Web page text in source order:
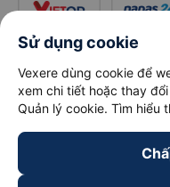
Sử dụng cookie
Vexere dùng cookie để
xem chi tiết hoặc thay
Quản lý cookie. Tìm hiểu